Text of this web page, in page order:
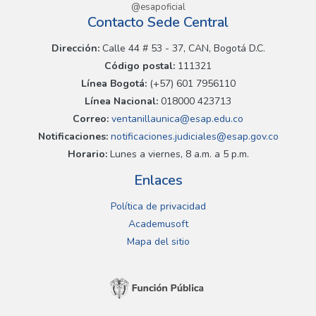
@esapoficial
Contacto Sede Central
Dirección:Calle 44 # 53 - 37, CAN, Bogotá D.C.
Código postal: 111321
Línea Bogotá:(+57) 601 7956110
Línea Nacional: 018000 423713
Correo: ventanillaunica@esap.edu.co
Notificaciones:notificaciones.judiciales@esap.gov.co
Horario:Lunes a viernes, 8 a.m. a 5 p.m.
Enlaces
Política de privacidad
Academusoft
Mapa del sitio